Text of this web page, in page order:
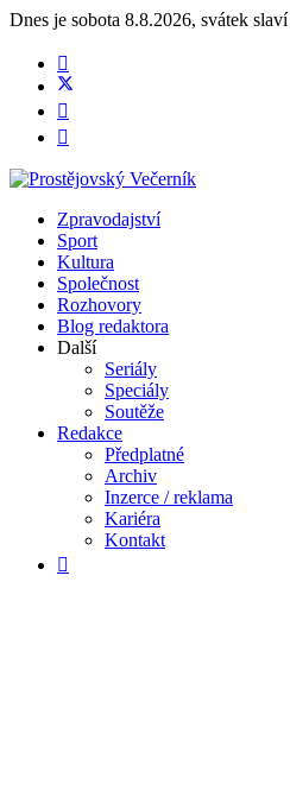
Dnes je sobota 8.8.2026, svátek slaví
Zpravodajství
Sport
Kultura
Společnost
Rozhovory
Blog redaktora
Další
Seriály
Speciály
Soutěže
Redakce
Předplatné
Archiv
Inzerce / reklama
Kariéra
Kontakt